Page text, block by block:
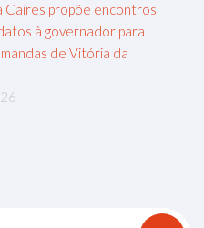
Caires propõe encontros
à governador para
de Vitória da